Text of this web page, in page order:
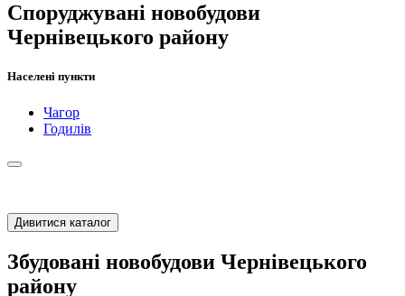
Споруджувані новобудови
Чернівецького району
Населені пункти
Чагор
Годилів
Дивитися каталог
Збудовані новобудови Чернівецького
району